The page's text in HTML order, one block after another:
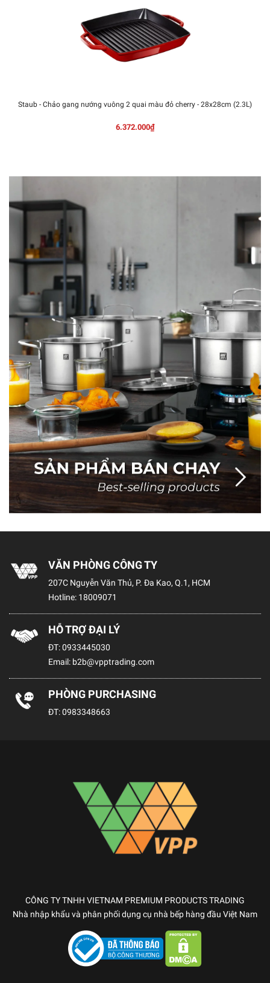
Staub - Chảo gang nướng vuông 2 quai màu đỏ cherry - 28x28cm (2.3L)
6.372.000₫
VĂN PHÒNG CÔNG TY
207C Nguyễn Văn Thủ, P. Đa Kao, Q.1, HCM
Hotline: 18009071
HỖ TRỢ ĐẠI LÝ
ĐT:0933445030
Email: b2b@vpptrading.com
PHÒNG PURCHASING
ĐT:0983348663
CÔNG TY TNHH VIETNAM PREMIUM PRODUCTS TRADING
Nhà nhập khẩu và phân phối dụng cụ nhà bếp hàng đầu Việt Nam